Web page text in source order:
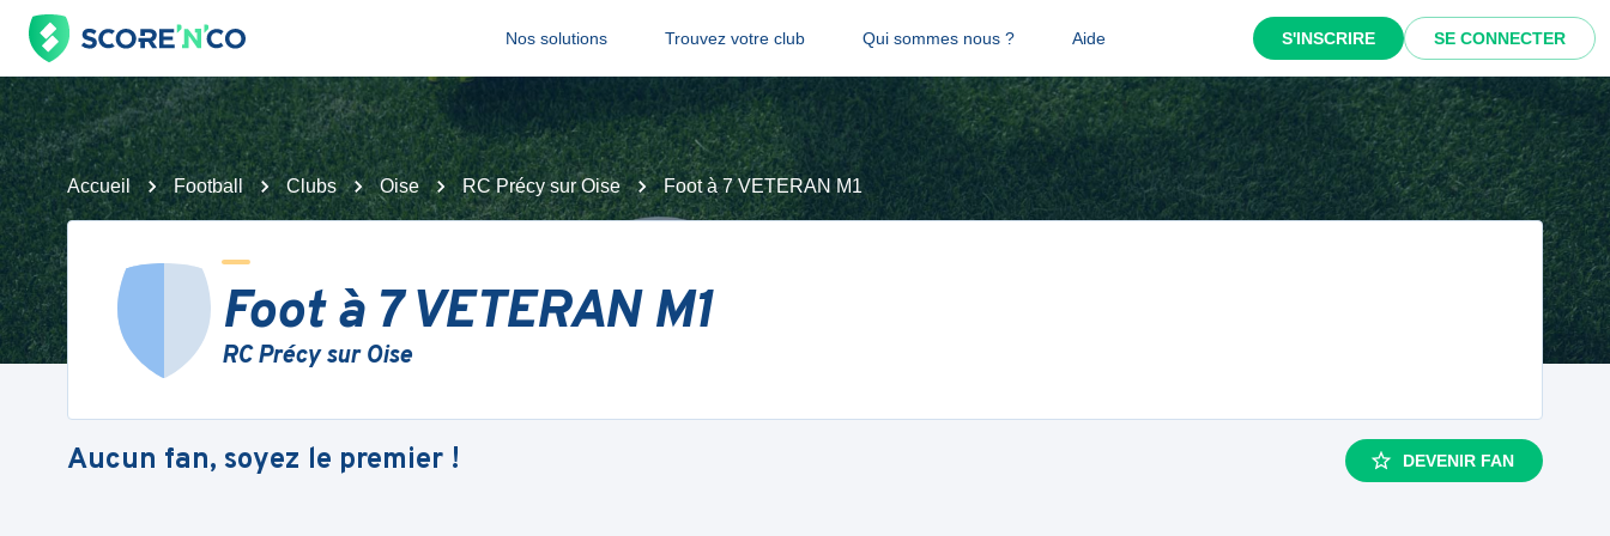
Nos solutions Trouvez votre club Qui sommes nous ? Aide S'INSCRIRE SE CONNECTER
Accueil Football Clubs Oise RC Précy sur Oise Foot à 7 VETERAN M1
Foot à 7 VETERAN M1
RC Précy sur Oise
Aucun fan, soyez le premier ! DEVENIR FAN